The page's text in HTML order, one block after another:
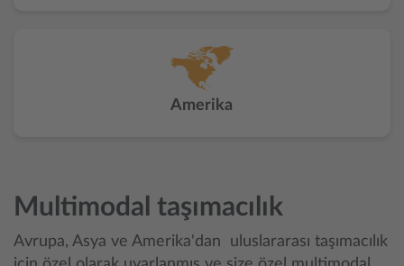
Amerika
Multimodal taşımacılık
Avrupa, Asya ve Amerika'dan uluslararası taşımacılık